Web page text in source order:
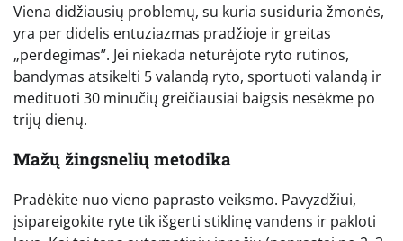
Viena didžiausių problemų, su kuria susiduria žmonės,
yra per didelis entuziazmas pradžioje ir greitas
„perdegimas”. Jei niekada neturėjote ryto rutinos,
bandymas atsikelti 5 valandą ryto, sportuoti valandą ir
medituoti 30 minučių greičiausiai baigsis nesėkme po
trijų dienų.
Mažų žingsnelių metodika
Pradėkite nuo vieno paprasto veiksmo. Pavyzdžiui,
įsipareigokite ryte tik išgerti stiklinę vandens ir pakloti